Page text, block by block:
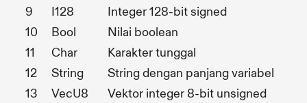
9
I128
Integer 128-bit signed
10
Bool
Nilai boolean
11
Char
Karakter tunggal
12
String
String dengan panjang variabel
13
VecU8
Vektor integer 8-bit unsigned